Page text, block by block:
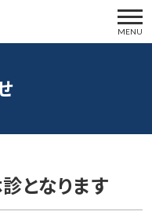
MENU
となります